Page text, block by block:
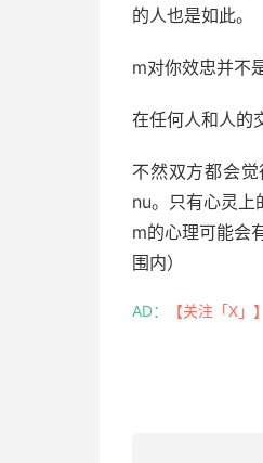
的人也是如此。
m对你效忠并不
在任何人和人的
不然双方都会
nu。只有心灵上
m的心理可能会
围内）
AD： 【关注「X」】